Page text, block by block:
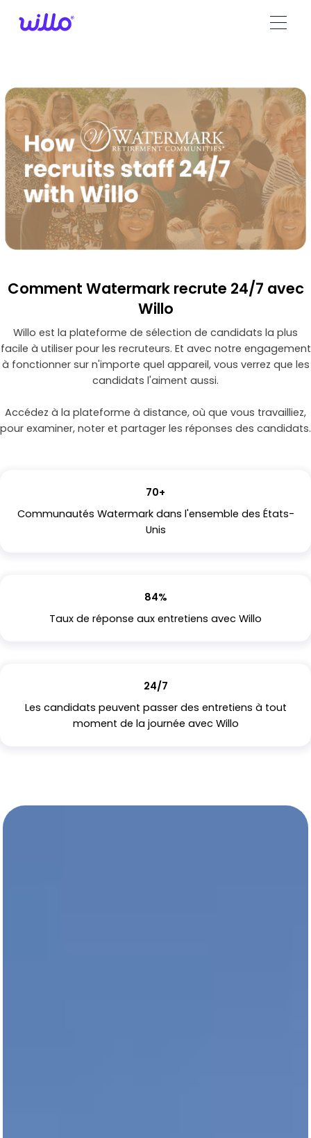
note:
an
accessibility
system.
Comment Watermark recrute 24/7 avec
Willo
Willo est la plateforme de sélection de candidats la plus
facile à utiliser pour les recruteurs. Et avec notre engagement
à fonctionner sur n'importe quel appareil, vous verrez que les
candidats l'aiment aussi.
Accédez à la plateforme à distance, où que vous travailliez,
pour examiner, noter et partager les réponses des candidats.
70+
Communautés Watermark dans l'ensemble des États-
Unis
84%
Taux de réponse aux entretiens avec Willo
24/7
Les candidats peuvent passer des entretiens à tout
moment de la journée avec Willo